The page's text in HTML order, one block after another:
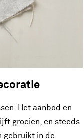
Het aanbod en
groeien, en steeds
gebruikt in de